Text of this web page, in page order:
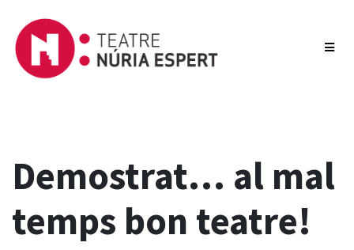
Demostrat… al mal
temps bon teatre!